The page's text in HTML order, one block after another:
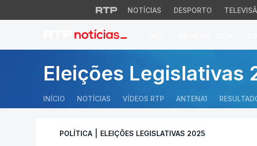
NOTÍCIAS DESPORTO
Grande Entrevista.
Eleições Legislativas
INÍCIO NOTÍCIAS VÍDEOS RTP ANTENA1
POLÍTICA ELEIÇÕES LEGISLATIVAS 2025